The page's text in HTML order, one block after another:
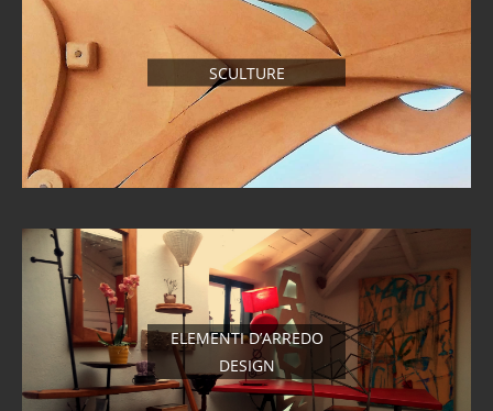
SCULTURE
ELEMENTI D’ARREDO
DESIGN